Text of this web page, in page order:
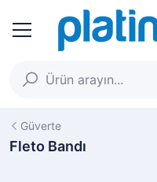
Güverte
Fleto Bandı